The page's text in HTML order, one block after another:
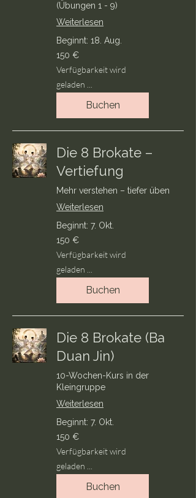
(Übungen 1 - 9)
Weiterlesen
Beginnt: 18. Aug.
150
Euro
150 €
Verfügbarkeit wird
geladen ...
Buchen
Die 8 Brokate –
Vertiefung
Mehr verstehen – tiefer üben
Weiterlesen
Beginnt: 7. Okt.
150
Euro
150 €
Verfügbarkeit wird
geladen ...
Buchen
Die 8 Brokate (Ba
Duan Jin)
10-Wochen-Kurs in der
Kleingruppe
Weiterlesen
Beginnt: 7. Okt.
150
Euro
150 €
Verfügbarkeit wird
geladen ...
Buchen